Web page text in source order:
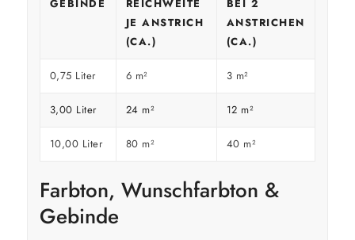
GEBINDE
REICHWEITE
JE ANSTRICH
(CA.)
BEI 2
ANSTRICHEN
(CA.)
0,75 Liter 6 m² 3 m²
3,00 Liter 24 m² 12 m²
10,00 Liter 80 m² 40 m²
Farbton, Wunschfarbton &
Gebinde